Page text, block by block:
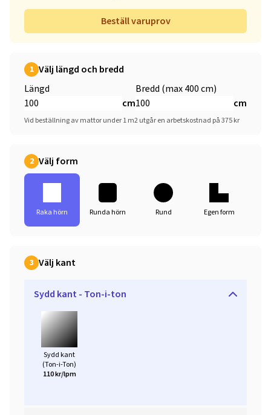
Beställ varuprov
1 Välj längd och bredd
Längd
cm
Bredd (max 400 cm)
cm
Vid beställning av mattor under 1 m2 utgår en arbetskostnad på 375 kr
2 Välj form
Raka hörn Runda hörn Rund Egen form
3 Välj kant
Sydd kant - Ton-i-ton
Sydd kant
(Ton-i-Ton)
110 kr/lpm